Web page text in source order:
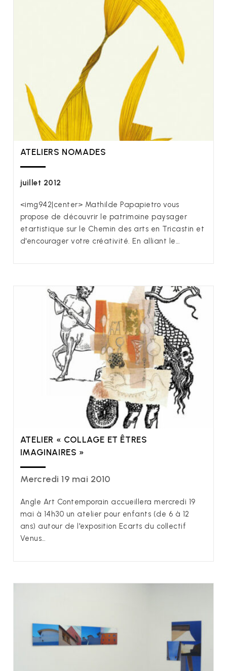
ATELIERS NOMADES
juillet 2012
<img942|center> Mathilde Papapietro vous
propose de découvrir le patrimoine paysager
etartistique sur le Chemin des arts en Tricastin et
d'encourager votre créativité. En alliant le…
ATELIER « COLLAGE ET ÊTRES
IMAGINAIRES »
Mercredi 19 mai 2010
Angle Art Contemporain accueillera mercredi 19
mai à 14h30 un atelier pour enfants (de 6 à 12
ans) autour de l'exposition Ecarts du collectif
Venus…